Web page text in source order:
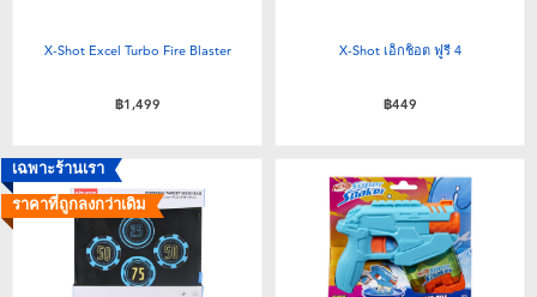
X-Shot Excel Turbo Fire Blaster
฿1,499
X-Shot เอ็กช็อต ฟูรี่ 4
฿449
เฉพาะร้านเรา
ราคาที่ถูกลงกว่าเดิม